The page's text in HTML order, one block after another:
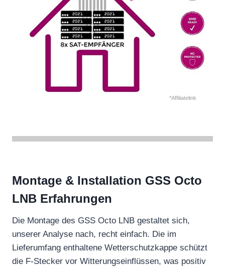
*Affiliatelink
Montage & Installation GSS Octo
LNB Erfahrungen
Die Montage des GSS Octo LNB gestaltet sich,
unserer Analyse nach, recht einfach. Die im
Lieferumfang enthaltene Wetterschutzkappe schützt
die F-Stecker vor Witterungseinflüssen, was positiv